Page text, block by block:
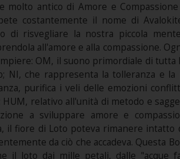
molto antico di Amore e
costantemente il nome di
di risvegliare la nostra piccola
all'amore e alla compassione.
OM, il suono primordiale di tutta
NI, che rappresenta la tolleranza e la
purifica i veli delle emozioni
relativo all'unità di metodo e
a sviluppare amore e
il fiore di Loto poteva rimanere intatto
da ciò che accadeva. Questa
il loto dai mille petali, dalle "acque